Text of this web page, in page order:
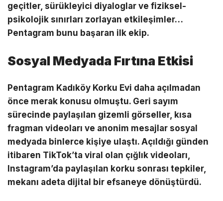
geçitler, sürükleyici diyaloglar ve fiziksel-
psikolojik sınırları zorlayan etkileşimler…
Pentagram bunu başaran ilk ekip.
Sosyal Medyada Fırtına Etkisi
Pentagram Kadıköy Korku Evi daha açılmadan
önce merak konusu olmuştu. Geri sayım
sürecinde paylaşılan gizemli görseller, kısa
fragman videoları ve anonim mesajlar sosyal
medyada binlerce kişiye ulaştı. Açıldığı günden
itibaren TikTok’ta viral olan çığlık videoları,
Instagram’da paylaşılan korku sonrası tepkiler,
mekanı adeta dijital bir efsaneye dönüştürdü.